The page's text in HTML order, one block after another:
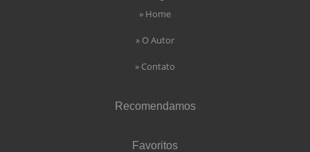
» Home
» O Autor
» Contato
Recomendamos
Favoritos